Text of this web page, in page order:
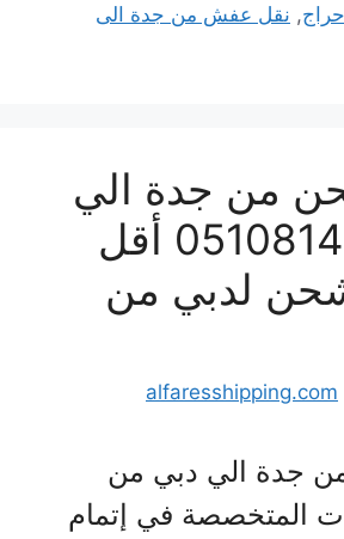
, نقل عفش من جدة الى
من جدة الي
دبي 0510814090 أقل
لدبي من
alfaresshipping.com
جدة الي دبي من
المتخصصة في إتمام